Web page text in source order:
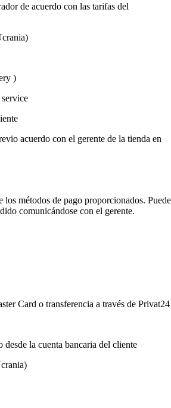
de acuerdo con las tarifas del
)
acuerdo con el gerente de la tienda en
los métodos de pago proporcionados. Puede
comunicándose con el gerente.
Card o transferencia a través de Privat24
desde la cuenta bancaria del cliente